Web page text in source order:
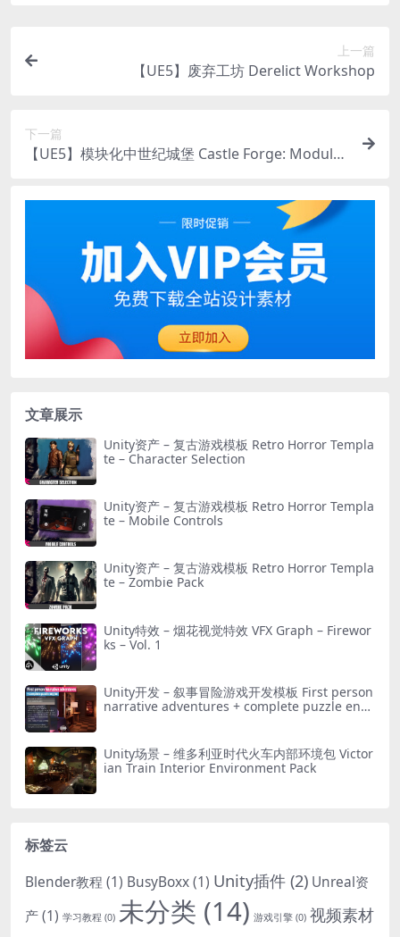
上一篇
【UE5】废弃工坊 Derelict Workshop
下一篇
【UE5】模块化中世纪城堡 Castle Forge: Modular
Castle)
文章展示
Unity资产 – 复古游戏模板 Retro Horror Templa
te – Character Selection
Unity资产 – 复古游戏模板 Retro Horror Templa
te – Mobile Controls
Unity资产 – 复古游戏模板 Retro Horror Templa
te – Zombie Pack
Unity特效 – 烟花视觉特效 VFX Graph – Firewor
ks – Vol. 1
Unity开发 – 叙事冒险游戏开发模板 First person
narrative adventures + complete puzzle engi
Unity场景 – 维多利亚时代火车内部环境包 Victor
ian Train Interior Environment Pack
标签云
Blender教程(1) BusyBoxx(1) Unity插件 (2) Unreal资
产(1) 学习教程 (0) 未分类 (14) 游戏引擎 (0) 视频素材